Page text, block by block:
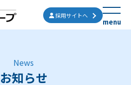
採用サイトへ
menu
News
お知らせ